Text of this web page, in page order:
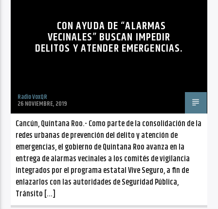
Radio VoxQR
CON AYUDA DE “ALARMAS
VECINALES” BUSCAN IMPEDIR
DELITOS Y ATENDER EMERGENCIAS.
Radio VoxQR
26 NOVIEMBRE, 2019
Cancún, Quintana Roo.- Como parte de la consolidación de la
redes urbanas de prevención del delito y atención de
emergencias, el gobierno de Quintana Roo avanza en la
entrega de alarmas vecinales a los comités de vigilancia
integrados por el programa estatal Vive Seguro, a fin de
enlazarlos con las autoridades de Seguridad Pública,
Tránsito […]